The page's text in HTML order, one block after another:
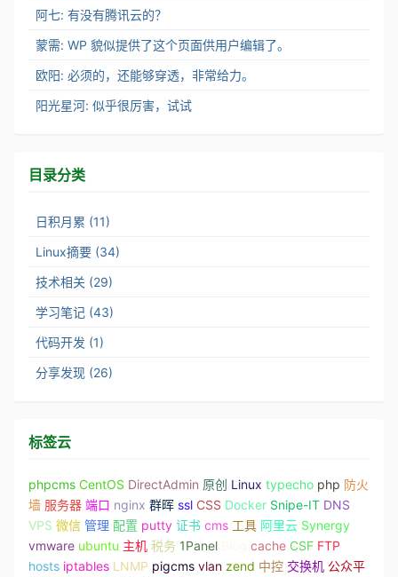
阿七: 有没有腾讯云的？
蒙需: WP 貌似提供了这个页面供用户编辑了。
欧阳: 必须的，还能够穿透，非常给力。
阳光星河: 似乎很厉害，试试
目录分类
日积月累 (11)
Linux摘要 (34)
技术相关 (29)
学习笔记 (43)
代码开发 (1)
分享发现 (26)
标签云
phpcms CentOS DirectAdmin 原创 Linux typecho php 防火
墙 服务器 端口 nginx 群晖 ssl CSS Docker Snipe-IT DNS
VPS 微信 管理 配置 putty 证书 cms 工具 阿里云 Synergy
vmware ubuntu 主机 税务 1Panel cache CSF FTP
hosts iptables LNMP pigcms vlan zend 中控 交换机 公众平